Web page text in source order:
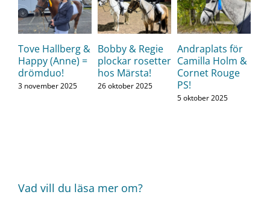
Tove Hallberg &
Happy (Anne) =
drömduo!
3 november 2025
Bobby & Regie
plockar rosetter
hos Märsta!
26 oktober 2025
Andraplats för
Camilla Holm &
Cornet Rouge
PS!
5 oktober 2025
Vad vill du läsa mer om?